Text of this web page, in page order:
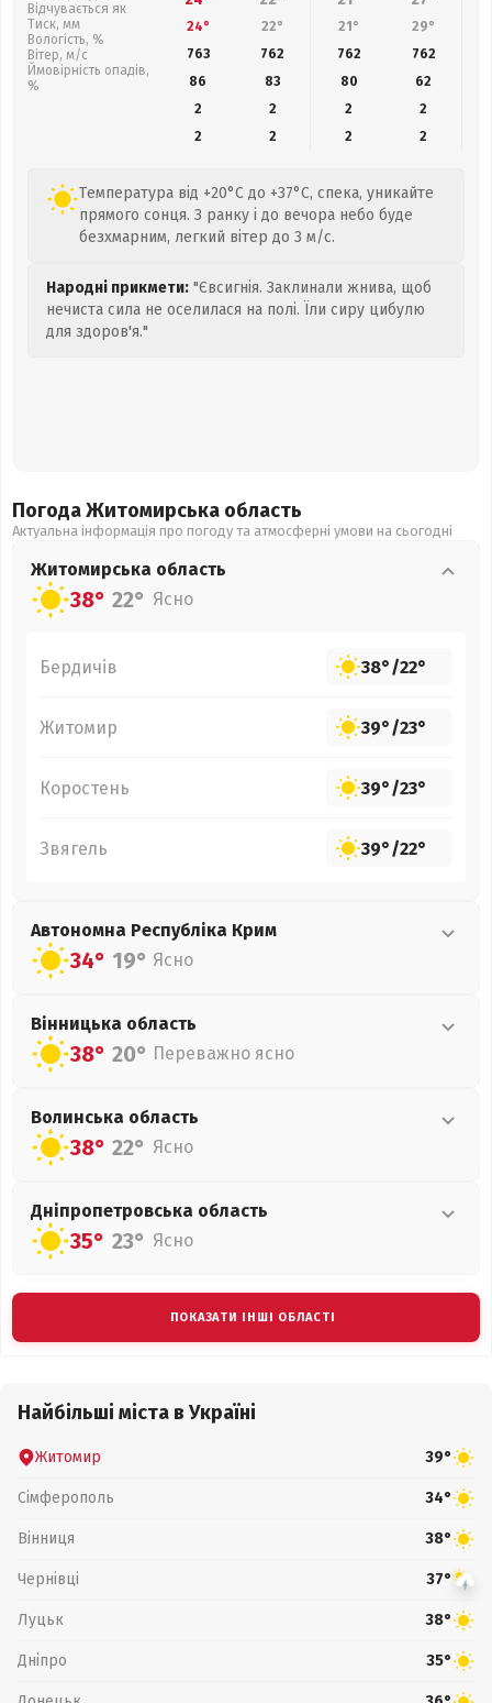
Відчувається як
Тиск, мм
Вологість, %
Вітер, м/с
Ймовірність опадів,
%
24° 22° 21° 29°
763
762 762 762
86
83 80 62
2
2 2
2
2
2 2 2
Температура від +20°C до +37°C, спека, уникайте
прямого сонця. З ранку і до вечора небо буде
безхмарним, легкий вітер до 3 м/с.
Народні прикмети: "Євсигнія. Заклинали жнива, щоб
нечиста сила не оселилася на полі. Їли сиру цибулю
для здоров'я."
Погода Житомирська область
Актуальна інформація про погоду та атмосферні умови на сьогодні
Житомирська область
38° 22° Ясно
Бердичів 38°/22°
Житомир 39°/23°
Коростень 39°/23°
Звягель 39°/22°
Автономна Республіка Крим
34° 19° Ясно
Вінницька область
38° 20° Переважно ясно
Волинська область
38° 22° Ясно
Дніпропетровська область
35° 23° Ясно
ПОКАЗАТИ ІНШІ ОБЛАСТІ
Найбільші міста в Україні
Житомир 39°
Сімферополь 34°
Вінниця 38°
Чернівці 37°
Луцьк 38°
Дніпро 35°